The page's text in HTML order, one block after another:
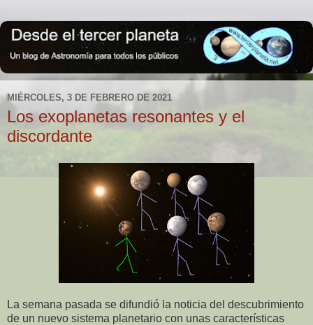
MIÉRCOLES, 3 DE FEBRERO DE 2021
Los exoplanetas resonantes y el
discordante
La semana pasada se difundió la noticia del descubrimiento
de un nuevo sistema planetario con unas características